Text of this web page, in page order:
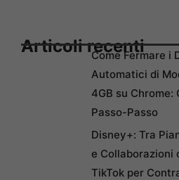
Articoli recenti
Come Fermare i
Automatici di
4GB su Chrome:
Passo-Passo
Disney+: Tra
e Collaborazioni
TikTok per